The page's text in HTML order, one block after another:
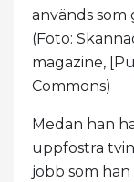
används
(Foto:
magazine,
Commons)
Medan han
uppfostra
jobb som